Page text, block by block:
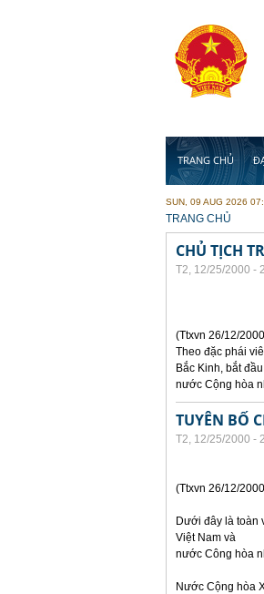
TRANG CHỦ
SUN, 09 AUG 2026
YOU ARE HERE
TRANG CHỦ
CHỦ TỊCH
T2, 12/25/2000 -
(Ttxvn 26/12/
Theo đặc phái
Bắc Kinh, bắt
nước Cộng hòa
TUYÊN BỐ
T2, 12/25/2000 -
(Ttxvn 26/12/
Dưới đây là toàn
Việt Nam và
nước Công hòa
Nước Cộng hòa